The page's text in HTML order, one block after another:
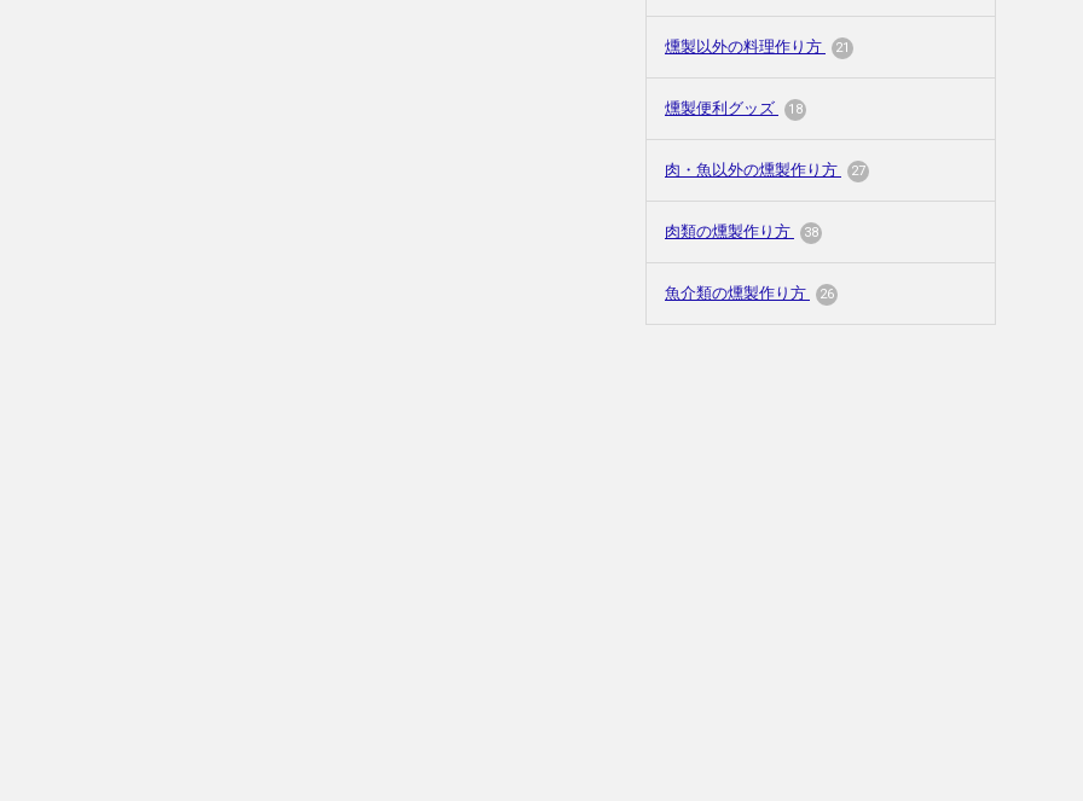
燻製以外の料理作り方 21
燻製便利グッズ 18
肉・魚以外の燻製作り方 27
肉類の燻製作り方 38
魚介類の燻製作り方 26